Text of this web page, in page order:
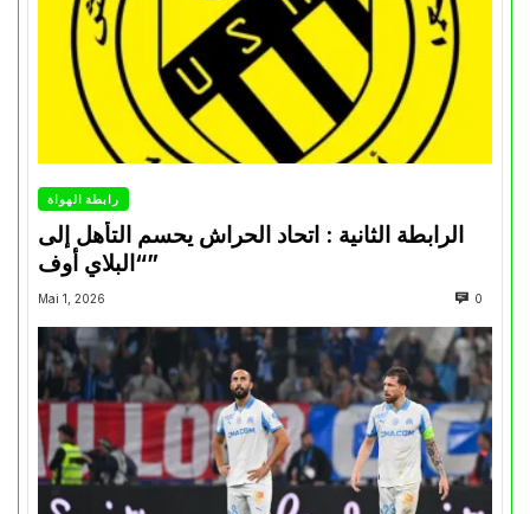
رابطة الهواة
الرابطة الثانية : اتحاد الحراش يحسم التأهل إلى
“البلاي أوف”
Mai 1, 2026 0